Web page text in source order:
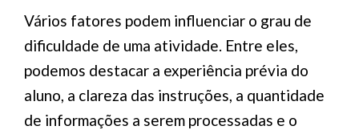
Vários fatores podem influenciar o grau de
dificuldade de uma atividade. Entre eles,
podemos destacar a experiência prévia do
aluno, a clareza das instruções, a quantidade
de informações a serem processadas e o